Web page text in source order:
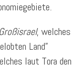
Großisrael, welches
Land”
laut Tora den